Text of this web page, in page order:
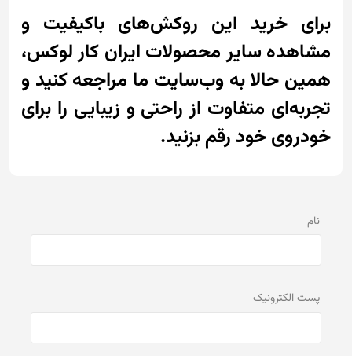
برای خرید این روکش‌های باکیفیت و
مشاهده سایر محصولات ایران کار لوکس،
همین حالا به وب‌سایت ما مراجعه کنید و
تجربه‌ای متفاوت از راحتی و زیبایی را برای
خودروی خود رقم بزنید.
نام
پست الكترونيک